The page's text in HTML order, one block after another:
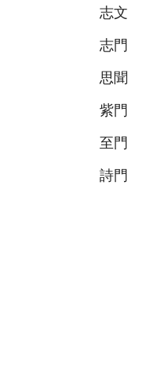
志文
志門
思聞
紫門
至門
詩門